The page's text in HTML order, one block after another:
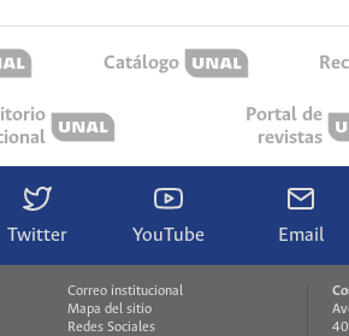
Catálogo
Portal de
revistas
Twitter YouTube Email
Correo institucional
Mapa del sitio
Redes Sociales